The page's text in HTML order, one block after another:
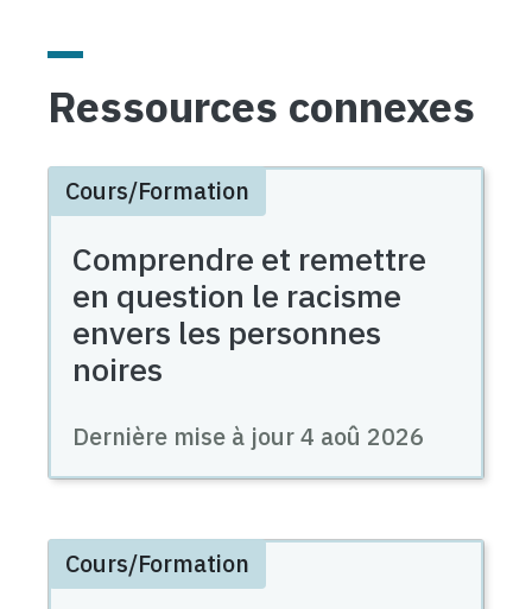
Ressources connexes
Cours/Formation
Comprendre et remettre
en question le racisme
envers les personnes
noires
Dernière mise à jour4 aoû 2026
Cours/Formation